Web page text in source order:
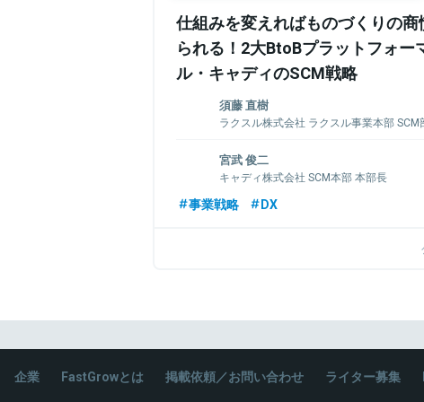
仕組みを変えればものづくりの商
られる！2大BtoBプラットフォー
ル・キャディのSCM戦略
須藤 直樹
ラクスル株式会社 ラクスル事業本部 SCM
のERPパッケージのプリセールス、開発、導入
務系コンサルを経てJINSのSCMヘッドとして
の成長を牽引。2019年にラクスルに参画。印
宮武 俊二
キャディ株式会社 SCM本部 本部長
FA精密小型モーターメーカーのモーター設計
を含めた商品企画、グローバルでの生産拠
関連情報をみる
事業戦略 DX
企業 FastGrowとは 掲載依頼／お問い合わせ ライター募集